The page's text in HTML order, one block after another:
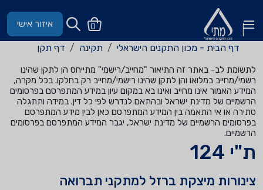
0 איזור אישי
דף הבית - מכון התקנים הישראלי תקינה דף תקן
לתשומת לב- באתר זה התיאור "מחייב/רישמי" מתייחס הן לתקן שהינו
רשמי/מחייב במלואו והן לתקן שהינו רישמי/מחייב רק בחלקו. בכל מקרה,
המידע האמור אינו מחייב ואינו בא במקום עיון במידע המתפרסם בפרסומים
הרשמיים של מדינת ישראל ובהתאם לנדרש לפי כל דין. במידה ותתגלה
סתירה או אי התאמה בין המידע המתפרסם כאן לבין מידע המתפרסם
בפרסומים הרשמיים של מדינת ישראל, יגבר המידע המתפרסם בפרסומים
הרשמיים.
ת"י 124
צינורות מיצקת ברזל למתקני תברואה